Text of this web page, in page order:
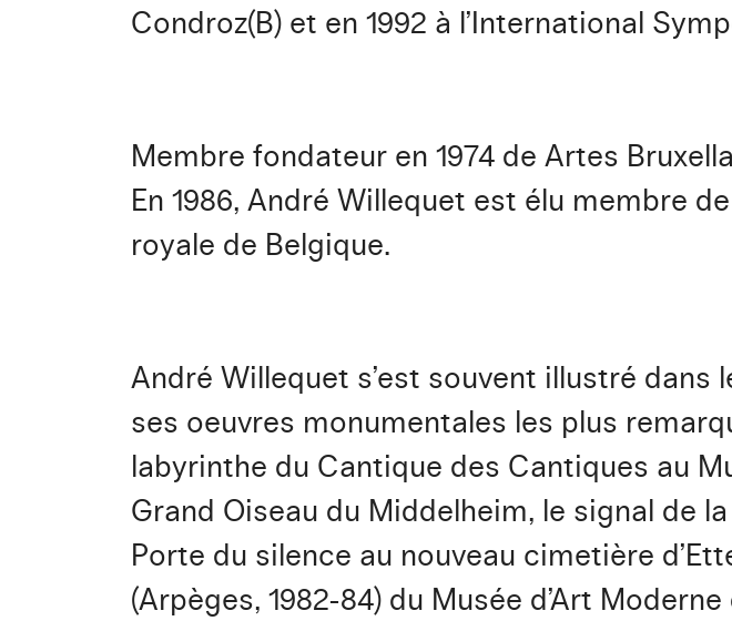
Condroz(B) et en 1992 à l’International
Membre fondateur en 1974 de Artes
En 1986, André Willequet est élu membre
royale de Belgique.
André Willequet s’est souvent illustré dans
ses oeuvres monumentales les plus
labyrinthe du Cantique des Cantiques au
Grand Oiseau du Middelheim, le signal de
Porte du silence au nouveau cimetière
(Arpèges, 1982-84) du Musée d’Art